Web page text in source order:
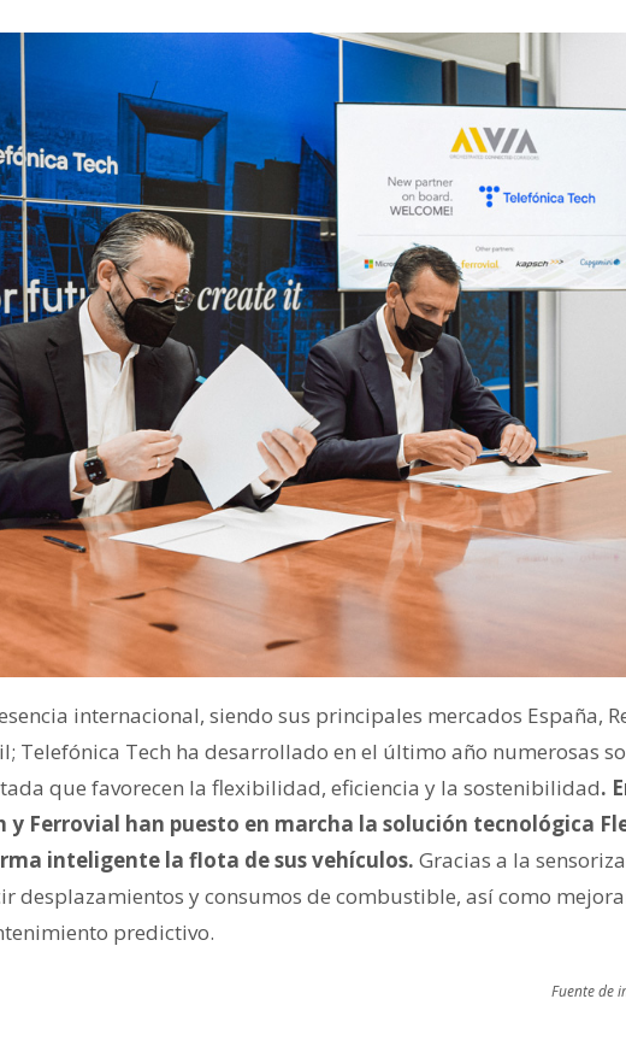
internacional, siendo sus principales mercados España,
Telefónica Tech ha desarrollado en el último año numerosas
que favorecen la flexibilidad, eficiencia y la sostenibilidad.
y Ferrovial han puesto en marcha la solución tecnológica
inteligente la flota de sus vehículos. Gracias a la
desplazamientos y consumos de combustible, así como
predictivo.
Fuente de